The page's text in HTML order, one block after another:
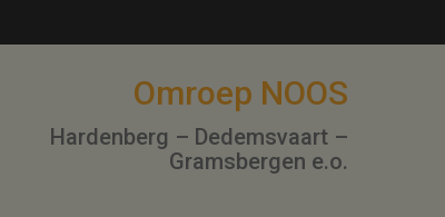
Omroep NOOS
Hardenberg – Dedemsvaart –
Gramsbergen e.o.